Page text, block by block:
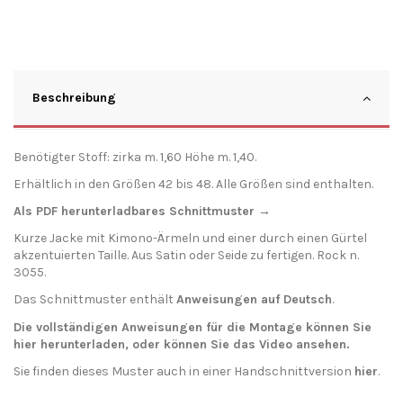
Beschreibung
Benötigter Stoff: zirka m. 1,60 Höhe m. 1,40.
Erhältlich in den Größen 42 bis 48. Alle Größen sind enthalten.
Als PDF herunterladbares Schnittmuster →
Kurze Jacke mit Kimono-Ärmeln und einer durch einen Gürtel
akzentuierten Taille. Aus Satin oder Seide zu fertigen. Rock n.
3055.
Das Schnittmuster enthält Anweisungen auf Deutsch.
Die vollständigen Anweisungen für die Montage können Sie
hier herunterladen, oder können Sie das Video ansehen.
Sie finden dieses Muster auch in einer Handschnittversion hier.